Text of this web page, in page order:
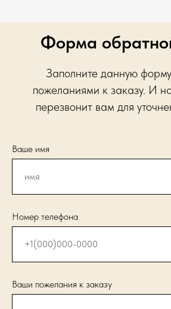
Форма
Заполните данную
пожеланиями к заказу. И
перезвонит вам для
Ваше имя
Номер телефона
Ваши пожелания к заказу